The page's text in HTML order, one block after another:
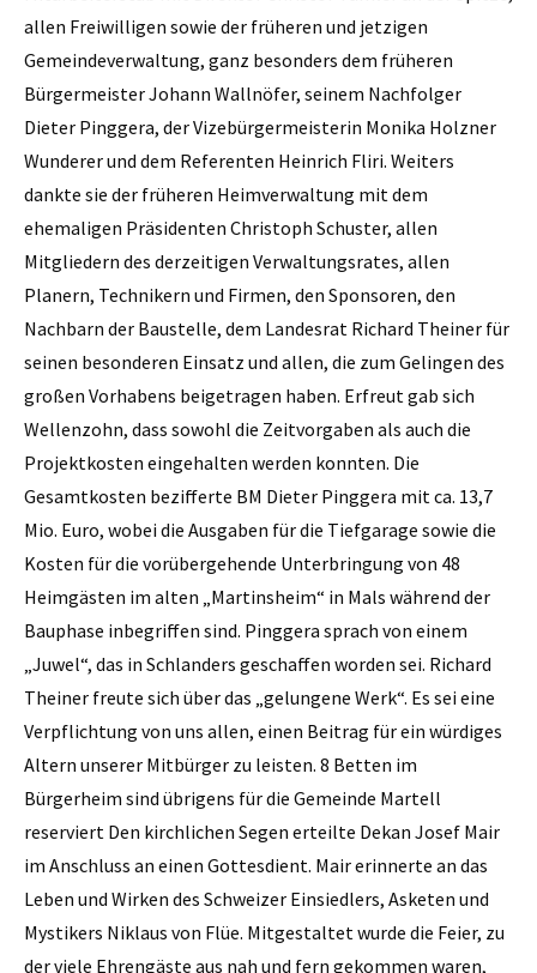
allen Freiwilligen sowie der früheren und jetzigen
Gemeindeverwaltung, ganz besonders dem früheren
Bürgermeister Johann Wallnöfer, seinem Nachfolger
Dieter Pinggera, der Vizebürgermeisterin Monika Holzner
Wunderer und dem Referenten Heinrich Fliri. Weiters
dankte sie der früheren Heimverwaltung mit dem
ehemaligen Präsidenten Christoph Schuster, allen
Mitgliedern des derzeitigen Verwaltungsrates, allen
Planern, Technikern und Firmen, den Sponsoren, den
Nachbarn der Baustelle, dem Landesrat Richard Theiner für
seinen besonderen Einsatz und ­allen, die zum Gelingen des
großen Vorhabens beigetragen haben. Erfreut gab sich
Wellenzohn, dass sowohl die Zeitvorgaben als auch die
Projektkosten eingehalten werden konnten. Die
Gesamtkosten bezifferte BM Dieter Pinggera mit ca. 13,7
Mio. Euro, wobei die Ausgaben für die Tiefgarage sowie die
Kosten für die vorübergehende Unterbringung von 48
Heimgästen im alten „Martinsheim“ in Mals während der
Bauphase inbegriffen sind. Pinggera sprach von einem
„Juwel“, das in Schlanders geschaffen worden sei. Richard
Theiner freute sich über das „gelungene Werk“. Es sei eine
Verpflichtung von uns allen, einen Beitrag für ein würdiges
Altern unserer Mitbürger zu leisten. 8 Betten im
Bürgerheim sind ­übrigens für die Gemeinde Martell
reserviert Den kirchlichen Segen erteilte Dekan Josef Mair
im Anschluss an einen Gottesdient. Mair erinnerte an das
Leben und Wirken des Schweizer Einsiedlers, Asketen und
Mystikers Niklaus von Flüe. Mitgestaltet wurde die Feier, zu
der viele Ehrengäste aus nah und fern gekommen waren,